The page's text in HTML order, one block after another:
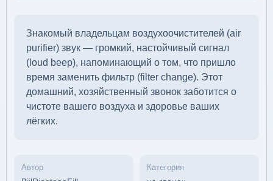
Знакомый владельцам воздухоочистителей (air
purifier) звук — громкий, настойчивый сигнал
(loud beep), напоминающий о том, что пришло
время заменить фильтр (filter change). Этот
домашний, хозяйственный звонок заботится о
чистоте вашего воздуха и здоровье ваших
лёгких.
Автор
Категория